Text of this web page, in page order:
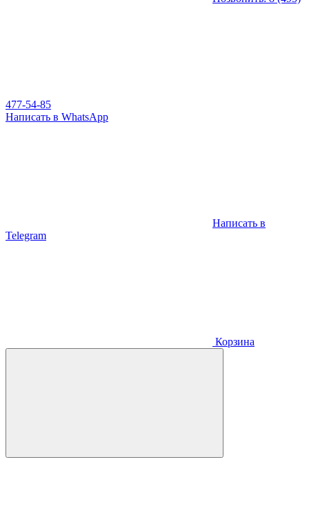
477-54-85
Написать в WhatsApp
Написать в
Telegram
Корзина